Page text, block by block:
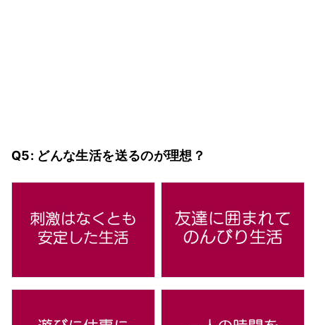
Q5: どんな生活を送るのが理想？